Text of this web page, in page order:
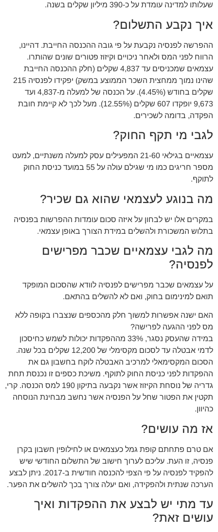
שעלותו למדינה עומדת על כ-390 מיליון שקלים בשנה.
איך נקבע התשלום?
ההפרשה לפנסיה נקבעת על פי גובה ההכנסה החייבת. דהיינו,
הרווח לפני המס ולאחר ניכויים וקיזוז פטורים שונים שהותרו.
עצמאים שמכניסים עד 4,837 שקלים (חלק ההכנסה החייבת
שהינו נמוך ממחצית השכר הממוצע במשק) יפקידו לפנסיה 215
שקלים בחודש (4.45%). על הכנסה של למעלה מ-4,837 ועד
9,673 יופקדו 607 שקלים (12.55%). מעל לכך לא קיימת חובת
הפקדה, בדומה לשכירים.
לגבי מי תקף החוק?
עצמאיים בגילאי 21-60 המפעילים עסק למעלה משנתיים, למעט
מספר חריגים כמו מי שגילם עולה על 55 במועד כניסת החוק
לתוקף.
מה בנוגע לעצמאי שהוא גם שכיר?
במקרים אלו יש לבחון על איזה סכום עומדות ההפרשות בפנסיה
בתלוש המשכורת ולהשלים במידת הצורך באופן עצמאי.
מה לגבי עצמאיים שכבר מפרישים
לפנסיה?
על עצמאים שכבר מפרישים לפנסיה לוודא שהסכום המופקד
תואם למינימום בחוק, ואם לא להשלים בהתאם.
האם ישנה אפשרות למשוך חלק מהכספים שנצברו בקופה ללא
מס לפני ההגעה לפרישה?
במידה שהעסק נסגר, 33% מההפקדות יכולות לשמש כחיסכון
לדמי אבטלה עד לסכום מקסימלי של 12,200 שקלים בכל שנה.
הסכום המקסימאלי למרכיב האבטלה לוקח בחשבון גם את
ההפקדות לפני כניסת החוק לתוקף. משיכת כספים זו נכנסת תחת
גדריה של נוסחת הקיזוז אשר נקבעה בתיקון 190 למס הכנסה. קרי,
תקטין את הפטור שחל על הפנסיה אשר נחשב מבחינת הנוסחה
כהיוון.
אז מה עושים?
אם טרם פתחתם קופת גמל כעצמאים או לחילופין חשבון בקרן
פנסיה, זו העת. עליכם לערוך חישוב של התשלום החודשי שיש
להפקיד לפנסיה על פי הצפי להכנסה חודשית ב-2017. ניתן לבצע
הערכה שנתית ולהפקידה, ואם יעלה צורך בכך להשלים את הפער.
עד מתי יש לבצע את ההפקדות ואיך
עושים זאת?